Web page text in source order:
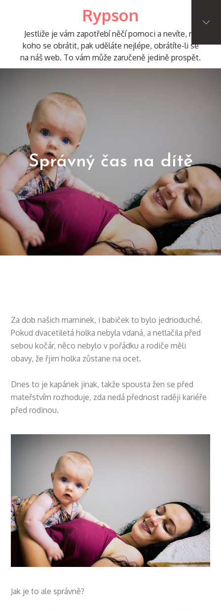
content
Rypson
Jestliže je vám zapotřebí něčí pomoci a nevíte, na
koho se obrátit, pak uděláte nejlépe, obrátíte-li se
na náš web. To vám může zaručeně jedině prospět.
Správný čas na dítě
Za dob našich maminek, i babiček to bylo jednoduché.
Pokud dvacetiletá holka nebyla vdaná, a netlačila před
sebou kočár, něco nebylo v pořádku a rodiče měli
obavy, že řjim holka zůstane na ocet.
Dnes to je kapánek jinak, takže spousta žen se před
mateřstvím rozhoduje, zda nedá přednost raději kariéře
před rodinou.
Jak je to ale správně?